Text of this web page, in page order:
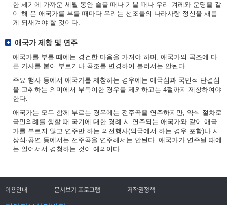
한 세기에 가까운 세월 동안 슬플 때나 기쁠 때나 우리 겨레와 운명을 같
이 해 온 애국가를 부를 때마다 우리는 선조들의 나라사랑 정신을 새롭
게 되새겨야 할 것이다.
애국가 제창 및 연주
애국가를 부를 때에는 경건한 마음을 가져야 하며, 애국가의 곡조에 다
른 가사를 붙여 부르거나 곡조를 변경하여 불러서는 안된다.
주요 행사 등에서 애국가를 제창하는 경우에는 애국심과 국민적 단결심
을 고취하는 의미에서 부득이한 경우를 제외하고는 4절까지 제창하여야
한다.
애국가는 모두 함께 부르는 경우에는 전주곡을 연주하지만, 약식 절차로
국민의례를 행할 때 국기에 대한 경례 시 연주되는 애국가와 같이 애국
가를 부르지 않고 연주만 하는 의전행사(외국에서 하는 경우 포함)나 시
상식·공연 등에서는 전주곡을 연주해서는 안된다. 애국가가 연주될 때에
는 일어서서 경청하는 것이 예의이다.
이용안내 문서보기 프로그램 저작권정책